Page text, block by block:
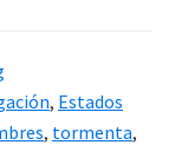
, Estados
, tormenta,